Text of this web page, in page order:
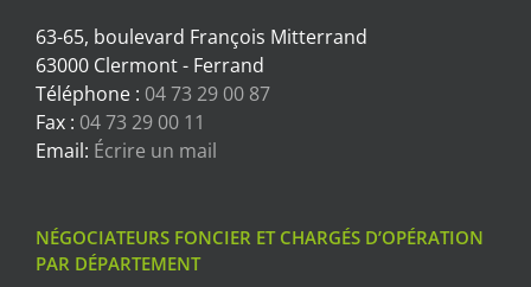
63-65, boulevard François Mitterrand
63000 Clermont - Ferrand
Téléphone : 04 73 29 00 87
Fax : 04 73 29 00 11
Email: Écrire un mail
NÉGOCIATEURS FONCIER ET CHARGÉS D’OPÉRATION
PAR DÉPARTEMENT